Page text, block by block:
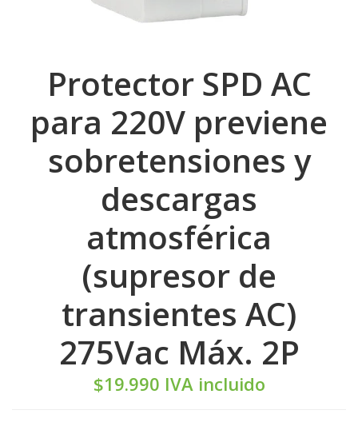
Protector SPD AC
para 220V previene
sobretensiones y
descargas
atmosférica
(supresor de
transientes AC)
275Vac Máx. 2P
$19.990 IVA incluido